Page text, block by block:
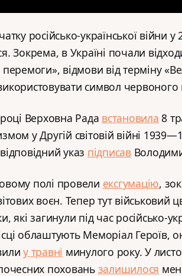
російсько-української війни
Зокрема, в Україні почали
перемоги», відмови від терміну
символ червоного
Верховна Рада встановила 8
у Другій світовій війні
указ підписав
полі провели ексгумацію,
воєн. Тепер тут військовий
які загинули під час російсько-
облаштують Меморіал Героїв,
у травні минулого року. У
поховань залишилося